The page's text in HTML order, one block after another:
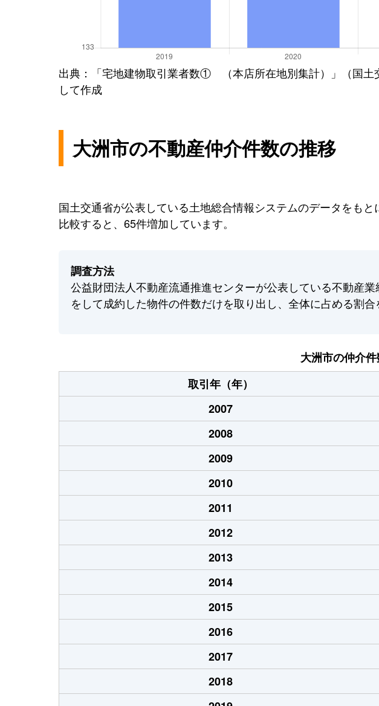
出典：「宅地建物取引業者数① （本店所在地別集計）」（国土
して作成
大洲市の不動産仲介件数の推移
国土交通省が公表している土地総合情報システムのデータをも
比較すると、65件増加しています。
調査方法
公益財団法人不動産流通推進センターが公表している不動産業
をして成約した物件の件数だけを取り出し、全体に占める割合
大洲市の仲介件
取引年（年）
2007
2008
2009
2010
2011
2012
2013
2014
2015
2016
2017
2018